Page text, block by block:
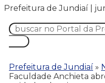
Prefeitura de Jundiaí |
Prefeitura de Jundiaí »
Faculdade Anchieta